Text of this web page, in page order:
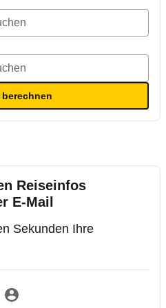
berechnen
Reiseinfos
E-Mail
Sekunden Ihre